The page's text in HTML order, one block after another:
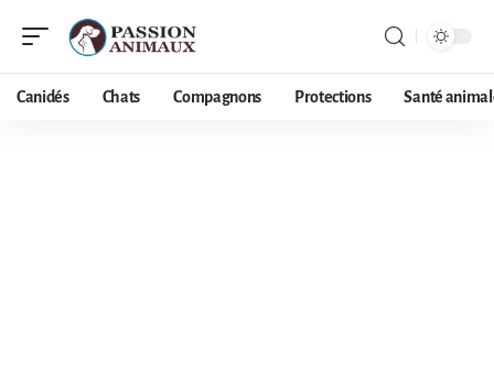
Canidés Chats Compagnons Protections Santé